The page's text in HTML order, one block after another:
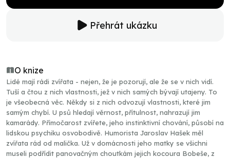
Přehrát ukázku
O knize
Lidé mají rádi zvířata - nejen, že je pozorují, ale že se v nich vidí.
Tuší a čtou z nich vlastnosti, jež v nich samých bývají utajeny. To
je všeobecná věc. Někdy si z nich odvozují vlastnosti, které jim
samým chybí. U psů hledají věrnost, přítulnost, nahrazují jim
kamarády. Přímočarost zvířete, jeho instinktivní chování, působí na
lidskou psychiku osvobodivě. Humorista Jaroslav Hašek měl
zvířata rád od malička. Už v domácnosti jeho matky se všichni
museli podřídit panovačným choutkám jejich kocoura Bobeše, z